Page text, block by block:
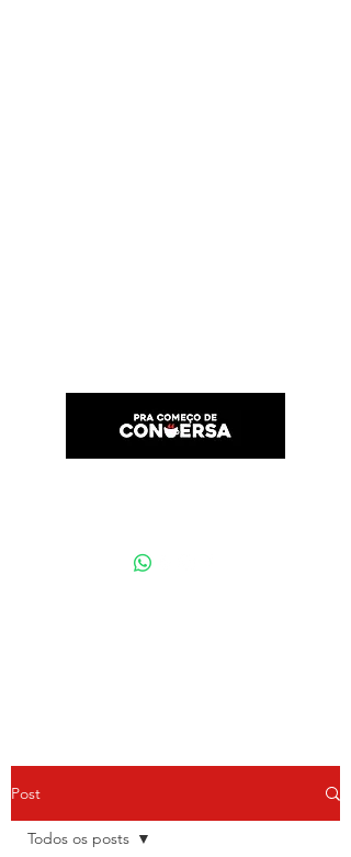
Post
Todos os posts